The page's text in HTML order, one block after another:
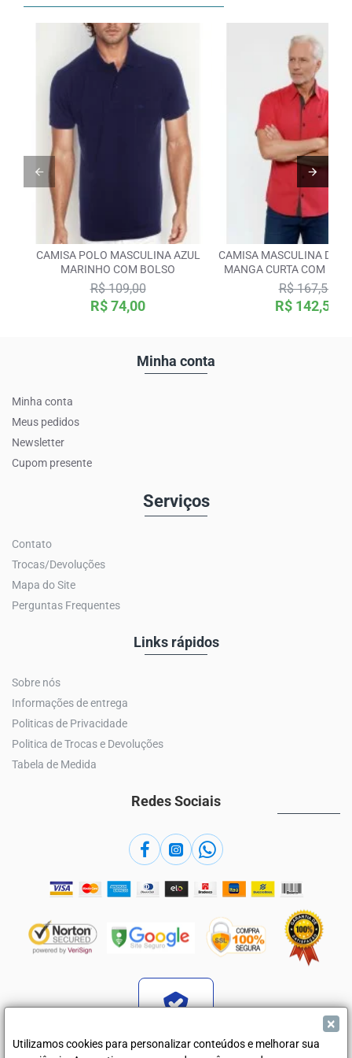
CAMISA POLO MASCULINA AZUL
MARINHO COM BOLSO
R$ 74,00
R$ 109,00
CAMISA MASCULINA DE
MANGA CURTA COM
BOLINHA,
R$ 142,55
R$ 167,55
×
Utilizamos cookies para personalizar conteúdos e melhorar sua
Minha conta
Minha conta
Meus pedidos
Newsletter
Cupom presente
Serviços
Contato
Trocas/Devoluções
Mapa do Site
Perguntas Frequentes
Links rápidos
Sobre nós
Informações de entrega
Politicas de Privacidade
Politica de Trocas e Devoluções
Tabela de Medida
Redes Sociais